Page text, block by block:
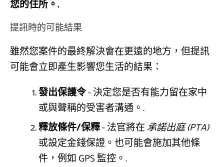
您的住所。.
提訊時的可能結果
雖然您案件的最終解決會在更遠的地方，但提訊
可能會立即產生影響您生活的結果：
發出保護令- 決定您是否有能力留在家中
或與聲稱的受害者溝通。.
釋放條件/保釋- 法官將在承諾出庭 (PTA)
或設定金錢保證。也可能會施加其他條
件，例如 GPS 監控。.